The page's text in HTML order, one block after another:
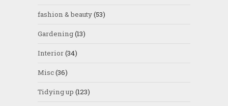
fashion & beauty(53)
Gardening(13)
Interior(34)
Misc(36)
Tidying up (123)